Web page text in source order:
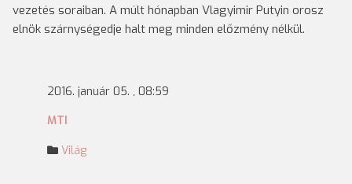
vezetés soraiban. A múlt hónapban Vlagyimir Putyin orosz
elnök szárnységedje halt meg minden előzmény nélkül.
2016. január 05. , 08:59
MTI
Világ